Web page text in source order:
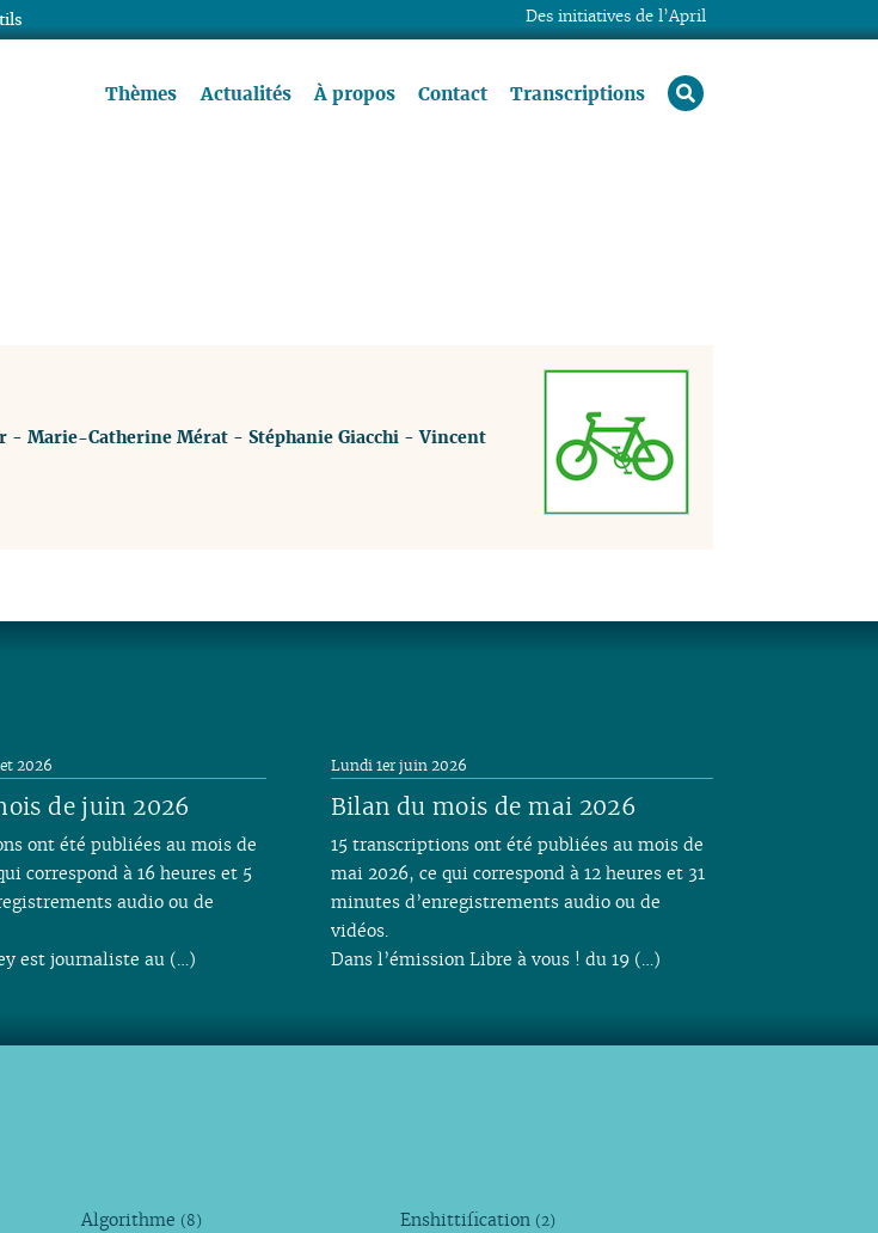
Thèmes Actualités À propos Contact Transcriptions rechercher
- Marie-Catherine Mérat- Stéphanie Giacchi-Vincent
de juin 2026
2026
ont été publiées au mois de
correspond à 16 heures et 5
audio ou de
est journaliste au (…)
Bilan du mois de mai 2026
Lundi 1er juin 2026
15 transcriptions ont été publiées au mois de
mai 2026, ce qui correspond à 12 heures et 31
minutes d’enregistrements audio ou de
vidéos.
Dans l’émission Libre à vous ! du 19 (…)
Algorithme (8) Enshittification (2)
Des initiatives de l’April